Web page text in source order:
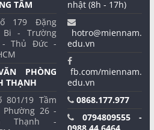
TÂM
179 Đặng
Bi - Trường
- Thủ Đức -
PHÒNG
THẠNH
801/19 Tầm
Phường 26 -
Thạnh -
nhật (8h - 17h)
hotro@miennam.
edu.vn
fb.com/miennam.
edu.vn
0868.177.977
0794809555 -